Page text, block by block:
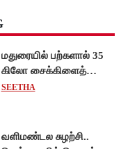
மதுரையில் பற்களால் 35
கிலோ சைக்கிளைத்
தூக்கியபடி 100 அடி
SEETHA
வளிமண்டல சுழற்சி..